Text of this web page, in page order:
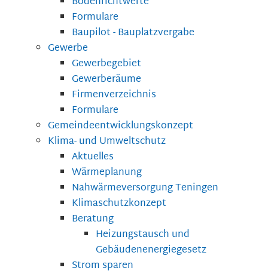
Formulare
Baupilot - Bauplatzvergabe
Gewerbe
Gewerbegebiet
Gewerberäume
Firmenverzeichnis
Formulare
Gemeindeentwicklungskonzept
Klima- und Umweltschutz
Aktuelles
Wärmeplanung
Nahwärmeversorgung Teningen
Klimaschutzkonzept
Beratung
Heizungstausch und
Gebäudenenergiegesetz
Strom sparen